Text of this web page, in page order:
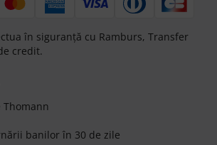
în siguranță cu Ramburs, Transfer
credit.
Thomann
banilor în 30 de zile